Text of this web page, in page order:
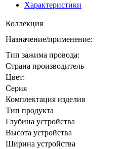
Характеристики
Коллекция
Назначение/применение:
Тип зажима провода:
Страна производитель
Цвет:
Серия
Комплектация изделия
Тип продукта
Глубина устройства
Высота устройства
Ширина устройства